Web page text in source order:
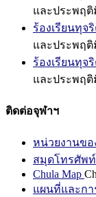
และประพฤ
ร้องเรียนทุจ
และประพฤ
ร้องเรียนทุจ
และประพฤ
ติดต่อจุฬาฯ
หน่วยงานขอ
สมุดโทรศัพ
Chula Map
แผนที่และกา